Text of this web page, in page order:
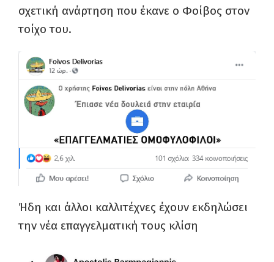
σχετική ανάρτηση που έκανε ο Φοίβος στον
τοίχο του.
Ήδη και άλλοι καλλιτέχνες έχουν εκδηλώσει
την νέα επαγγελματική τους κλίση